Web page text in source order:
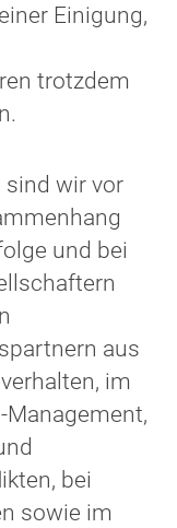
Einigung,
trotzdem
wir vor
und bei
aus
im
bei
sowie im